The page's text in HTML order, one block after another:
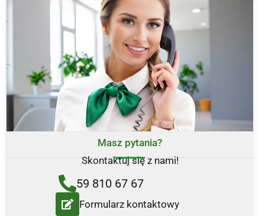
Masz pytania?
Skontaktuj się z nami!
59 810 67 67
Formularz kontaktowy